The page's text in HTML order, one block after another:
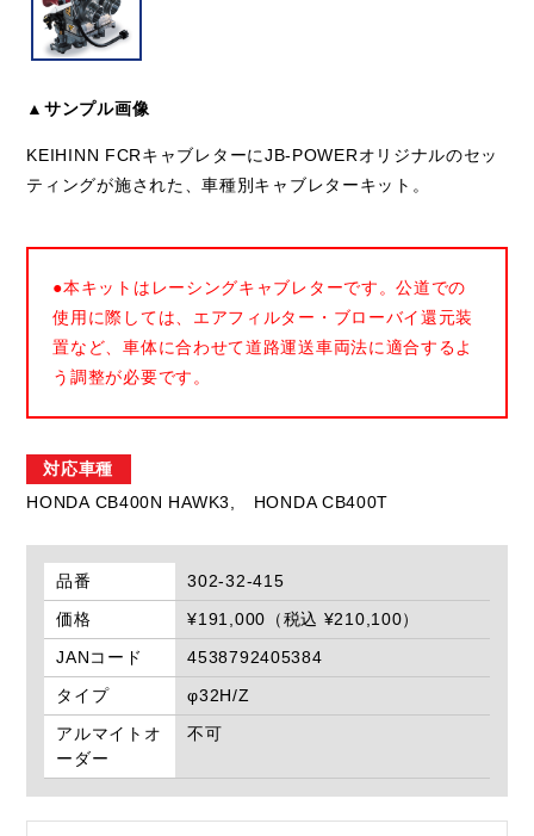
▲サンプル画像
KEIHINN FCRキャブレターにJB-POWERオリジナルのセッ
ティングが施された、車種別キャブレターキット。
●本キットはレーシングキャブレターです。公道での
使用に際しては、エアフィルター・ブローバイ還元装
置など、車体に合わせて道路運送車両法に適合するよ
う調整が必要です。
対応車種
HONDA CB400N HAWK3,
HONDA CB400T
品番
302-32-415
価格
¥191,000（税込 ¥210,100）
JANコード
4538792405384
タイプ
φ32H/Z
アルマイトオ
ーダー
不可